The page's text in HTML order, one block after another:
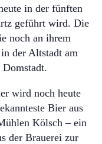
in der fünften
geführt wird. Die
noch an ihrem
der Altstadt am
wird noch heute
Bier aus
Kölsch – ein
der Brauerei zur